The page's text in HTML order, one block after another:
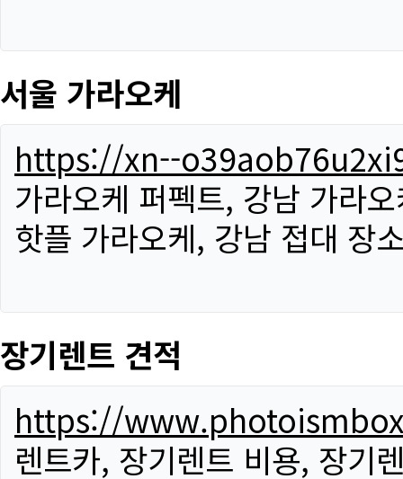
서울 가라오케
https://xn--
가라오케 퍼펙트, 강남 가라
핫플 가라오케, 강남 접대 장
장기렌트 견적
https://
렌트카, 장기렌트 비용, 장기